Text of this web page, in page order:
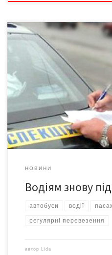
Президент України Віктор
яким посилюється
перетині залізничних
змін до деяких законодавчих
адміністративної
через залізничні переїзди та
автомобільним транспортом»
Кодексу України […]
НОВИНИ
Водіям знову
автобуси водії
регулярні перевезення
автор Lida